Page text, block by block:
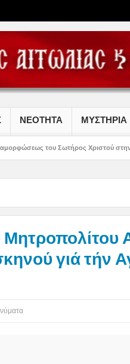
ΝΕΟΤΗΤΑ ΜΥΣΤΗΡΙΑ
Χριστού στην Ι. Μ.
γιά τήν